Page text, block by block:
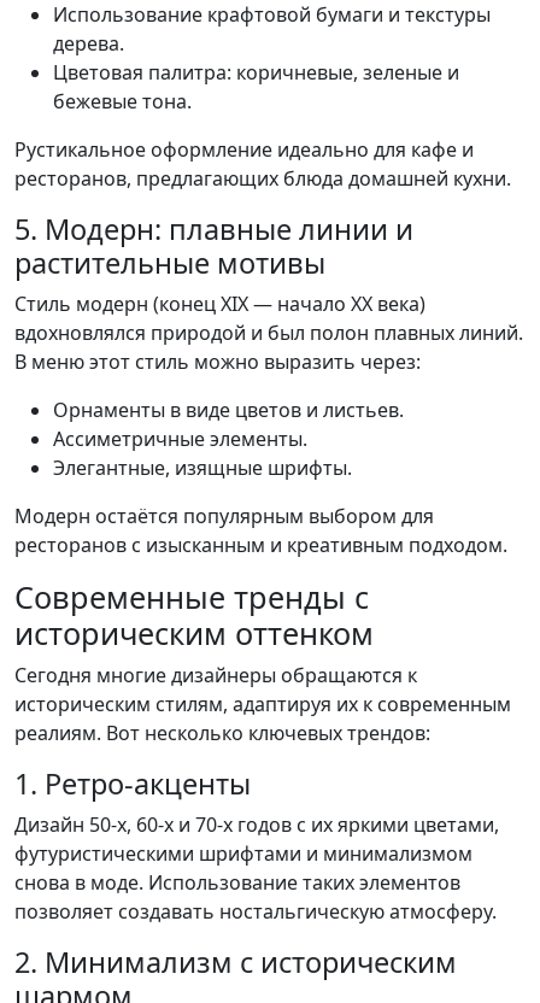
Использование крафтовой бумаги и текстуры
дерева.
Цветовая палитра: коричневые, зеленые и
бежевые тона.
Рустикальное оформление идеально для кафе и
ресторанов, предлагающих блюда домашней кухни.
5. Модерн: плавные линии и
растительные мотивы
Стиль модерн (конец XIX — начало XX века)
вдохновлялся природой и был полон плавных линий.
В меню этот стиль можно выразить через:
Орнаменты в виде цветов и листьев.
Ассиметричные элементы.
Элегантные, изящные шрифты.
Модерн остаётся популярным выбором для
ресторанов с изысканным и креативным подходом.
Современные тренды с
историческим оттенком
Сегодня многие дизайнеры обращаются к
историческим стилям, адаптируя их к современным
реалиям. Вот несколько ключевых трендов:
1. Ретро-акценты
Дизайн 50-х, 60-х и 70-х годов с их яркими цветами,
футуристическими шрифтами и минимализмом
снова в моде. Использование таких элементов
позволяет создавать ностальгическую атмосферу.
2. Минимализм с историческим